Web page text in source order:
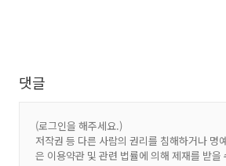
댓글